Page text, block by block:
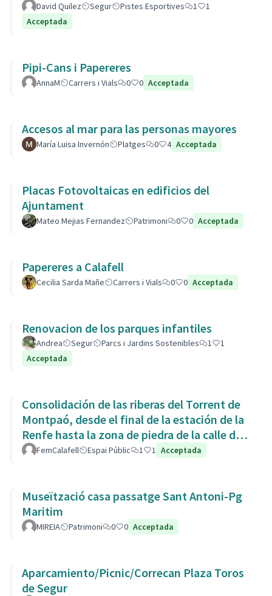
David Quilez Segur Pistes Esportives 1
1
Acceptada
Pipi-Cans i Papereres
AnnaM Carrers i Vials 0 0 Acceptada
Accesos al mar para las personas mayores
María Luisa Invernón Platges 0 4 Acceptada
Placas Fotovoltaicas en edificios del
Ajuntament
Mateo Mejias Fernandez Patrimoni 0 0 Acceptada
Papereres a Calafell
Cecilia Sarda Mañe Carrers i Vials 0 0 Acceptada
Renovacion de los parques infantiles
Andrea Segur Parcs i Jardins Sostenibles 1
1
Acceptada
Consolidación de las riberas del Torrent de
Montpaó, desde el final de la estación de la
Renfe hasta la zona de piedra de la calle de
L’Estany.
FemCalafell Espai Públic 1 1 Acceptada
Museïtzació casa passatge Sant Antoni-Pg
Maritim
MIREIA Patrimoni 0 0 Acceptada
Aparcamiento/Picnic/Correcan Plaza Toros
de Segur